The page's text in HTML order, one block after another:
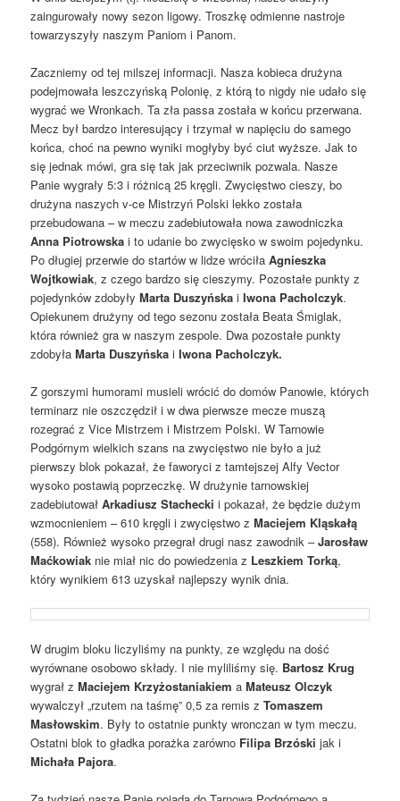
zaingurowały nowy sezon ligowy. Troszkę odmienne nastroje
towarzyszyły naszym Paniom i Panom.
Zaczniemy od tej milszej informacji. Nasza kobieca drużyna
podejmowała leszczyńską Polonię, z którą to nigdy nie udało się
wygrać we Wronkach. Ta zła passa została w końcu przerwana.
Mecz był bardzo interesujący i trzymał w napięciu do samego
końca, choć na pewno wyniki mogłyby być ciut wyższe. Jak to
się jednak mówi, gra się tak jak przeciwnik pozwala. Nasze
Panie wygrały 5:3 i różnicą 25 kręgli. Zwycięstwo cieszy, bo
drużyna naszych v-ce Mistrzyń Polski lekko została
przebudowana – w meczu zadebiutowała nowa zawodniczka
Anna Piotrowska i to udanie bo zwycięsko w swoim pojedynku.
Po długiej przerwie do startów w lidze wróciłaAgnieszka
Wojtkowiak, z czego bardzo się cieszymy. Pozostałe punkty z
pojedynków zdobyłyMarta Duszyńska iIwona Pacholczyk.
Opiekunem drużyny od tego sezonu została Beata Śmiglak,
która również gra w naszym zespole. Dwa pozostałe punkty
zdobyłaMarta Duszyńskai Iwona Pacholczyk.
Z gorszymi humorami musieli wrócić do domów Panowie, których
terminarz nie oszczędził i w dwa pierwsze mecze muszą
rozegrać z Vice Mistrzem i Mistrzem Polski. W Tarnowie
Podgórnym wielkich szans na zwycięstwo nie było a już
pierwszy blok pokazał, że faworyci z tamtejszej Alfy Vector
wysoko postawią poprzeczkę. W drużynie tarnowskiej
zadebiutowałArkadiusz Stachecki i pokazał, że będzie dużym
wzmocnieniem – 610 kręgli i zwycięstwo zMaciejem Kląskałą
(558). Również wysoko przegrał drugi nasz zawodnik –Jarosław
Maćkowiak nie miał nic do powiedzenia z Leszkiem Torką,
który wynikiem 613 uzyskał najlepszy wynik dnia.
W drugim bloku liczyliśmy na punkty, ze względu na dość
wyrównane osobowo składy. I nie myliliśmy się. Bartosz Krug
wygrał zMaciejem Krzyżostaniakiem aMateusz Olczyk
wywalczył „rzutem na taśmę” 0,5 za remis zTomaszem
Masłowskim. Były to ostatnie punkty wronczan w tym meczu.
Ostatni blok to gładka porażka zarówno Filipa Brzóski jak i
Michała Pajora.